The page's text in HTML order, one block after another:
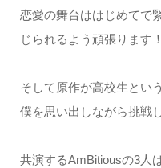
恋愛の舞台ははじめてで
じられるよう頑張ります！
そして原作が高校生とい
僕を思い出しながら挑戦
共演するAmBitiousの3人